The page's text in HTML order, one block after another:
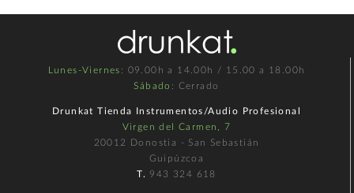
Lunes-Viernes : 09.00h a 14.00h / 15.00 a 18.00h
Sábado : Cerrado
Drunkat Tienda Instrumentos/Audio Profesional
Virgen del Carmen, 7
20012 Donostia - San Sebastián
Guipúzcoa
T. 943 324 618